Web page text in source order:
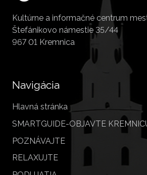
Kultúrne a informačné centrum
Štefánikovo námestie 35/44
967 01 Kremnica
Navigácia
Hlavná stránka
SMARTGUIDE-OBJAVTE
POZNÁVAJTE
RELAXUJTE